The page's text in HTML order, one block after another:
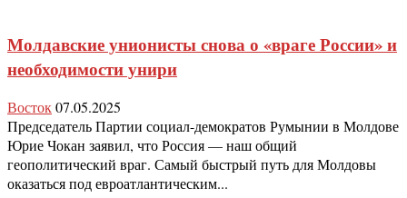
Молдавские унионисты снова о «враге России» и
необходимости унири
Восток07.05.2025
Председатель Партии социал-демократов Румынии в Молдове
Юрие Чокан заявил, что Россия — наш общий
геополитический враг. Самый быстрый путь для Молдовы
оказаться под евроатлантическим...